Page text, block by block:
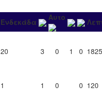
Ενδεκάδα Αυτο
20 3 0 1 0 1825
1 1 0 0 120